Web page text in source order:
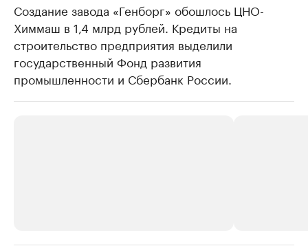
Создание завода «Генборг» обошлось ЦНО-
Химмаш в 1,4 млрд рублей. Кредиты на
строительство предприятия выделили
государственный Фонд развития
промышленности и Сбербанк России.